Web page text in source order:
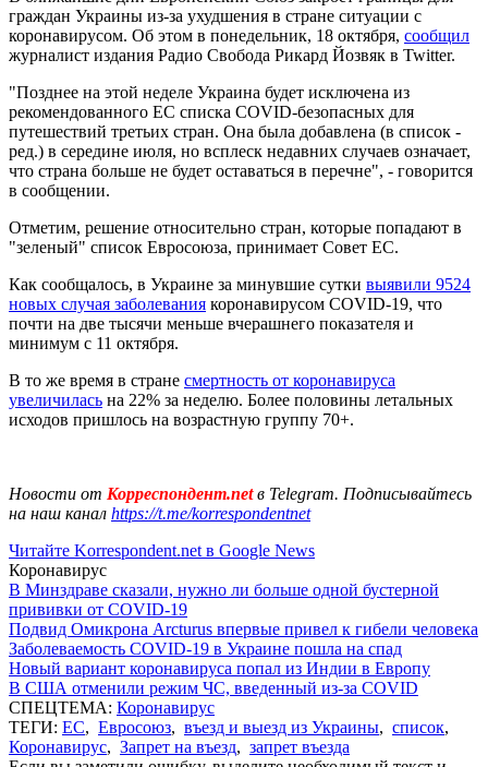
граждан Украины из-за ухудшения в стране ситуации с
коронавирусом. Об этом в понедельник, 18 октября, сообщил
журналист издания Радио Свобода Рикард Йозвяк в Twitter.
"Позднее на этой неделе Украина будет исключена из
рекомендованного ЕС списка COVID-безопасных для
путешествий третьих стран. Она была добавлена (в список -
ред.) в середине июля, но всплеск недавних случаев означает,
что страна больше не будет оставаться в перечне", - говорится
в сообщении.
Отметим, решение относительно стран, которые попадают в
"зеленый" список Евросоюза, принимает Совет ЕС.
Как сообщалось, в Украине за минувшие сутки выявили 9524
новых случая заболевания коронавирусом COVID-19, что
почти на две тысячи меньше вчерашнего показателя и
минимум с 11 октября.
В то же время в стране смертность от коронавируса
увеличилась на 22% за неделю. Более половины летальных
исходов пришлось на возрастную группу 70+.
Новости от Корреспондент.netв Telegram. Подписывайтесь
на наш канал https://t.me/korrespondentnet
Читайте Korrespondent.net в Google News
Коронавирус
В Минздраве сказали, нужно ли больше одной бустерной
прививки от COVID-19
Подвид Омикрона Arcturus впервые привел к гибели человека
Заболеваемость COVID-19 в Украине пошла на спад
Новый вариант коронавируса попал из Индии в Европу
В США отменили режим ЧС, введенный из-за COVID
СПЕЦТЕМА: Коронавирус
ТЕГИ: ЕС, Евросоюз, въезд и выезд из Украины, список,
Коронавирус, Запрет на въезд, запрет въезда